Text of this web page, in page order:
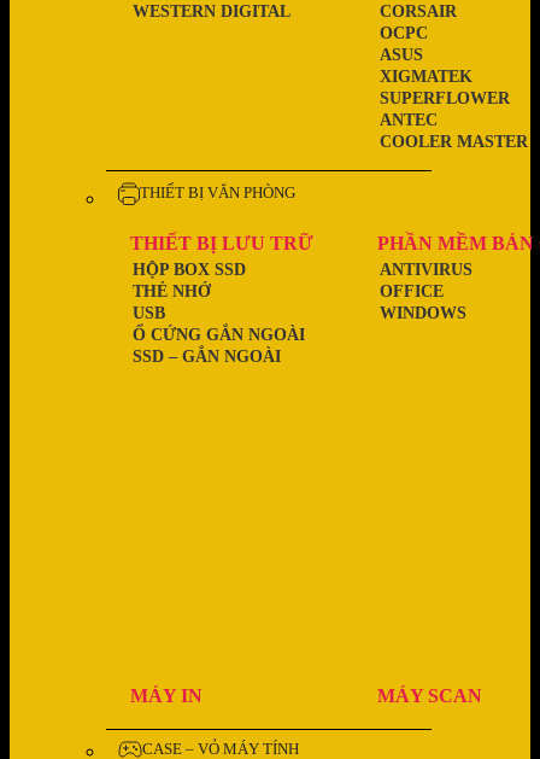
WESTERN DIGITAL
COOLER MASTER
ANTEC
SUPERFLOWER
XIGMATEK
ASUS
OCPC
CORSAIR
THIẾT BỊ VĂN PHÒNG
THIẾT BỊ LƯU TRỮ
SSD – GẮN NGOÀI
Ổ CỨNG GẮN NGOÀI
USB
THẺ NHỚ
HỘP BOX SSD
PHẦN MỀM BẢN
WINDOWS
OFFICE
ANTIVIRUS
MÁY IN MÁY SCAN
CASE – VỎ MÁY TÍNH